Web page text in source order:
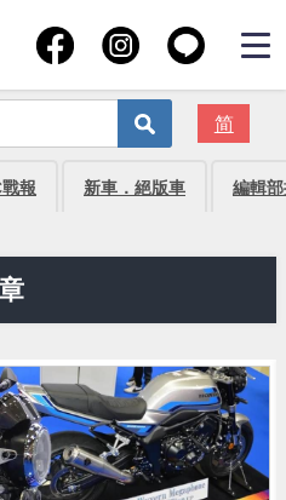
简
報 新車．絕版車 編輯